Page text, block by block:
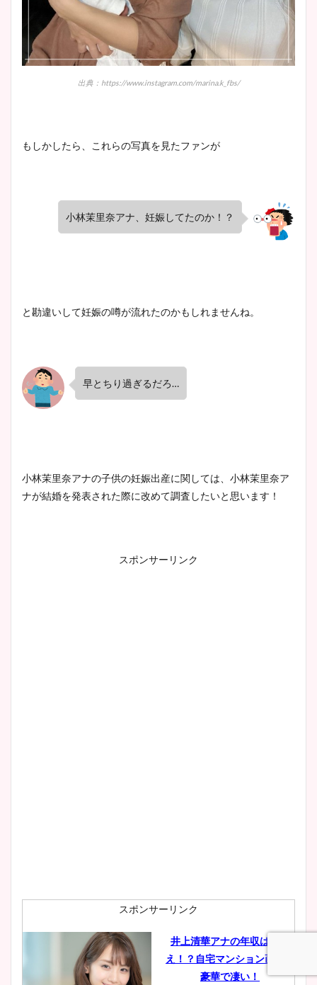
出典：https://www.instagram.com/marina.k_fbs/
もしかしたら、これらの写真を見たファンが
小林茉里奈アナ、妊娠してたのか！？
と勘違いして妊娠の噂が流れたのかもしれませんね。
早とちり過ぎるだろ…
小林茉里奈アナの子供の妊娠出産に関しては、小林茉里奈ア
ナが結婚を発表された際に改めて調査したいと思います！
スポンサーリンク
スポンサーリンク
井上清華アナの年収は億越
え！？自宅マンション画像も
豪華で凄い！